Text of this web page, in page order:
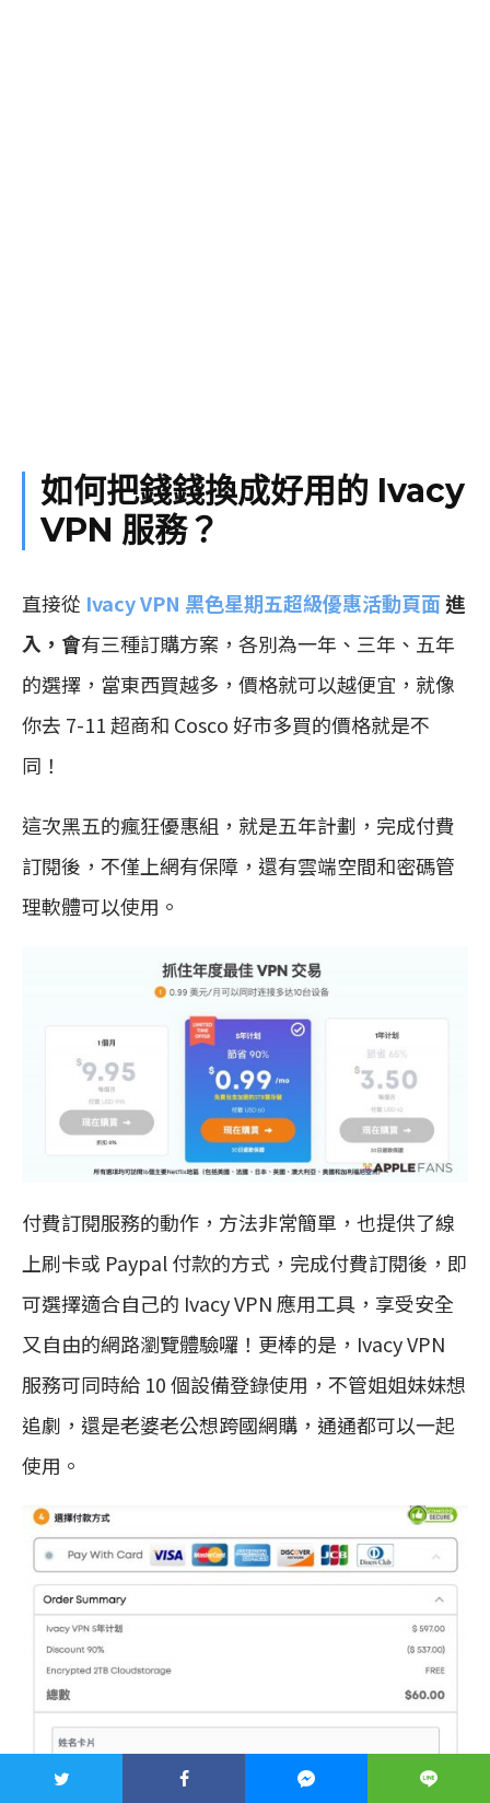
如何把錢錢換成好用的 Ivacy
VPN 服務？
直接從 Ivacy VPN 黑色星期五超級優惠活動頁面進
入，會有三種訂購方案，各別為一年、三年、五年
的選擇，當東西買越多，價格就可以越便宜，就像
你去 7-11 超商和 Cosco 好市多買的價格就是不
同！
這次黑五的瘋狂優惠組，就是五年計劃，完成付費
訂閱後，不僅上網有保障，還有雲端空間和密碼管
理軟體可以使用。
付費訂閱服務的動作，方法非常簡單，也提供了線
上刷卡或 Paypal 付款的方式，完成付費訂閱後，即
可選擇適合自己的 Ivacy VPN 應用工具，享受安全
又自由的網路瀏覽體驗囉！更棒的是，Ivacy VPN
服務可同時給 10 個設備登錄使用，不管姐姐妹妹想
追劇，還是老婆老公想跨國網購，通通都可以一起
使用。